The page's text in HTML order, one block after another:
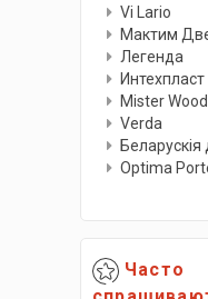
Vi Lario
Мактим
Легенда
Интехпласт
Мister Wood
Verda
Беларускiя
Optima
Часто